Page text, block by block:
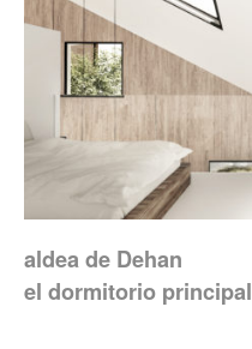
aldea de Dehan
el dormitorio principal